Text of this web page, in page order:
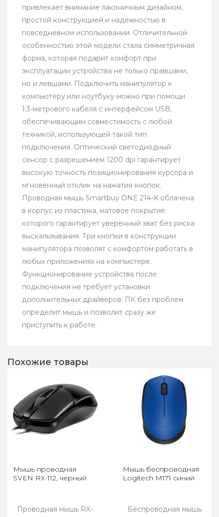
привлекает внимание лаконичным дизайном,
простой конструкцией и надежностью в
повседневном использовании. Отличительной
особенностью этой модели стала симметричная
форма, которая подарит комфорт при
эксплуатации устройства не только правшами,
но и левшами. Подключить манипулятор к
компьютеру или ноутбуку можно при помощи
1.3-метрового кабеля с интерфейсом USB,
обеспечивающим совместимость с любой
техникой, использующей такой тип
подключения. Оптический светодиодный
сенсор с разрешением 1200 dpi гарантирует
высокую точность позиционирования курсора и
мгновенный отклик на нажатия кнопок.
Проводная мышь Smartbuy ONE 214-K облачена
в корпус из пластика, матовое покрытие
которого гарантирует уверенный хват без риска
выскальзывания. Три кнопки в конструкции
манипулятора позволят с комфортом работать в
любых приложениях на компьютере.
Функционирование устройства после
подключения не требует установки
дополнительных драйверов: ПК без проблем
определит мышь и позволит сразу же
приступить к работе.
Похожие товары
Мышь проводная
SVEN RX-112, черный
Проводная мышь RX-
Мышь беспроводная
Logitech M171 синий
Беспроводная мышь